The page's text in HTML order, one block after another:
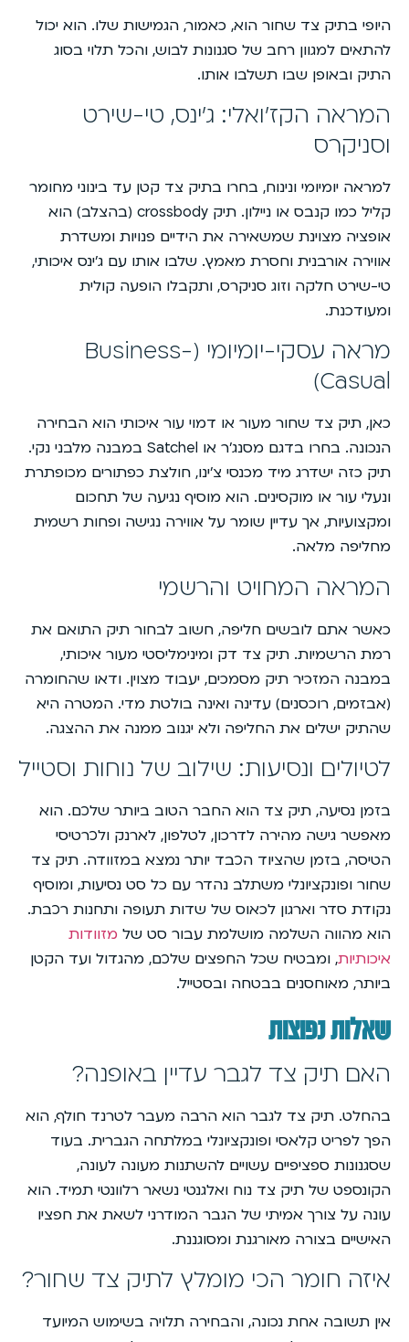
היופי בתיק צד שחור הוא, כאמור, הגמישות שלו. הוא יכול
להתאים למגוון רחב של סגנונות לבוש, והכל תלוי בסוג
התיק ובאופן שבו תשלבו אותו.
המראה הקז’ואלי: ג’ינס, טי-שירט
וסניקרס
למראה יומיומי ונינוח, בחרו בתיק צד קטן עד בינוני מחומר
קליל כמו קנבס או ניילון. תיק crossbody (בהצלב) הוא
אופציה מצוינת שמשאירה את הידיים פנויות ומשדרת
אווירה אורבנית וחסרת מאמץ. שלבו אותו עם ג’ינס איכותי,
טי-שירט חלקה וזוג סניקרס, ותקבלו הופעה קולית
ומעודכנת.
מראה עסקי-יומיומי (Business-
Casual)
כאן, תיק צד שחור מעור או דמוי עור איכותי הוא הבחירה
הנכונה. בחרו בדגם מסנג’ר או Satchel במבנה מלבני נקי.
תיק כזה ישדרג מיד מכנסי צ’ינו, חולצת כפתורים מכופתרת
ונעלי עור או מוקסינים. הוא מוסיף נגיעה של תחכום
ומקצועיות, אך עדיין שומר על אווירה נגישה ופחות רשמית
מחליפה מלאה.
המראה המחויט והרשמי
כאשר אתם לובשים חליפה, חשוב לבחור תיק התואם את
רמת הרשמיות. תיק צד דק ומינימליסטי מעור איכותי,
במבנה המזכיר תיק מסמכים, יעבוד מצוין. ודאו שהחומרה
(אבזמים, רוכסנים) עדינה ואינה בולטת מדי. המטרה היא
שהתיק ישלים את החליפה ולא יגנוב ממנה את ההצגה.
לטיולים ונסיעות: שילוב של נוחות וסטייל
בזמן נסיעה, תיק צד הוא החבר הטוב ביותר שלכם. הוא
מאפשר גישה מהירה לדרכון, לטלפון, לארנק ולכרטיסי
הטיסה, בזמן שהציוד הכבד יותר נמצא במזוודה. תיק צד
שחור ופונקציונלי משתלב נהדר עם כל סט נסיעות, ומוסיף
נקודת סדר וארגון לכאוס של שדות תעופה ותחנות רכבת.
הוא מהווה השלמה מושלמת עבור סט של מזוודות
איכותיות, ומבטיח שכל החפצים שלכם, מהגדול ועד הקטן
ביותר, מאוחסנים בבטחה ובסטייל.
שאלות נפוצות
האם תיק צד לגבר עדיין באופנה?
בהחלט. תיק צד לגבר הוא הרבה מעבר לטרנד חולף, הוא
הפך לפריט קלאסי ופונקציונלי במלתחה הגברית. בעוד
שסגנונות ספציפיים עשויים להשתנות מעונה לעונה,
הקונספט של תיק צד נוח ואלגנטי נשאר רלוונטי תמיד. הוא
עונה על צורך אמיתי של הגבר המודרני לשאת את חפציו
האישיים בצורה מאורגנת ומסוגננת.
איזה חומר הכי מומלץ לתיק צד שחור?
אין תשובה אחת נכונה, והבחירה תלויה בשימוש המיועד